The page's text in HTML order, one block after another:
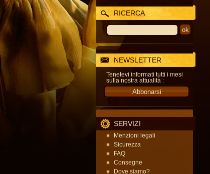
RICERCA
NEWSLETTER
Tenetevi informati tutti i mesi
sulla nostra attualità :
SERVIZI
Menzioni legali
Sicurezza
FAQ
Consegne
Dove siamo?